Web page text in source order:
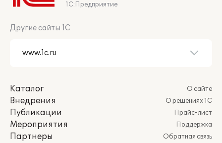
1С:Предприятие
Другие сайты 1С
Каталог
Внедрения
Публикации
Мероприятия
Партнеры
О сайте
О решениях 1С
Прайс-лист
Поддержка
Обратная связь